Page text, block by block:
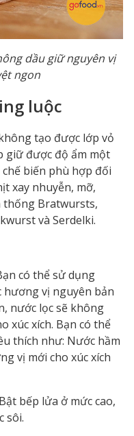
dầu giữ nguyên vị
ngon
luộc
tạo được lớp vỏ
giữ được độ ẩm một
chế biến phù hợp đối
xay nhuyễn, mỡ,
Bratwursts,
và Serdelki.
có thể sử dụng
vị nguyên bản
nước lọc sẽ không
xúc xích. Bạn có thể
thích như: Nước hầm
vị mới cho xúc xích
bếp lửa ở mức cao,
sôi.